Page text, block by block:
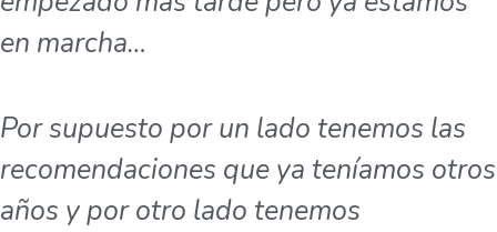
en marcha…
Por supuesto por un lado tenemos las
recomendaciones que ya teníamos otros
años y por otro lado tenemos